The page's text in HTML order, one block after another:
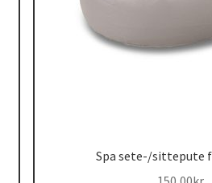
Spa sete-/sittepute